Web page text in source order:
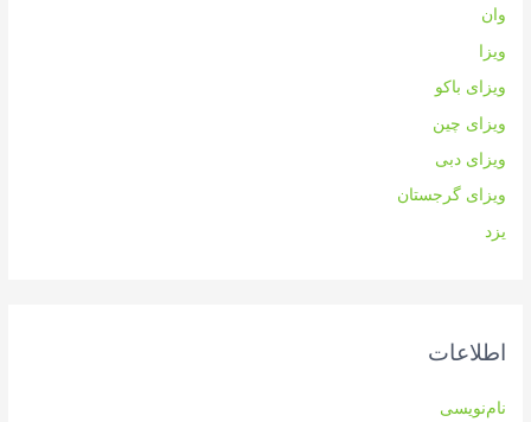
وان
ویزا
ویزای باکو
ویزای چین
ویزای دبی
ویزای گرجستان
یزد
اطلاعات
نام‌نویسی